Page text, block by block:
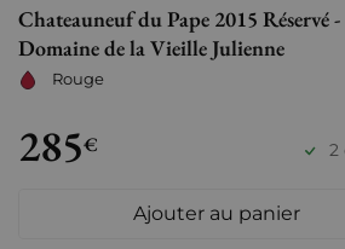
Chateauneuf du Pape 2015 Réservé -
Domaine de la Vieille Julienne
Rouge
285€ 2
Ajouter au panier